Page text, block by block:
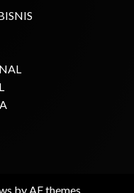
by AF themes.